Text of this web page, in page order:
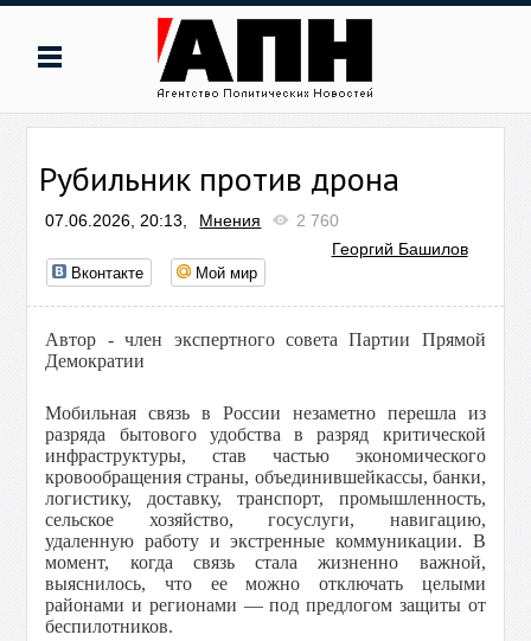
Рубильник против дрона
07.06.2026, 20:13, Мнения
2 760
Георгий Башилов
Вконтакте Мой мир
Автор - член экспертного совета Партии Прямой
Демократии
Мобильная связь в России незаметно перешла из
разряда бытового удобства в разряд критической
инфраструктуры, став частью экономического
кровообращения страны, объединившейкассы, банки,
логистику, доставку, транспорт, промышленность,
сельское хозяйство, госуслуги, навигацию,
удаленную работу и экстренные коммуникации. В
момент, когда связь стала жизненно важной,
выяснилось, что ее можно отключать целыми
районами и регионами — под предлогом защиты от
беспилотников.